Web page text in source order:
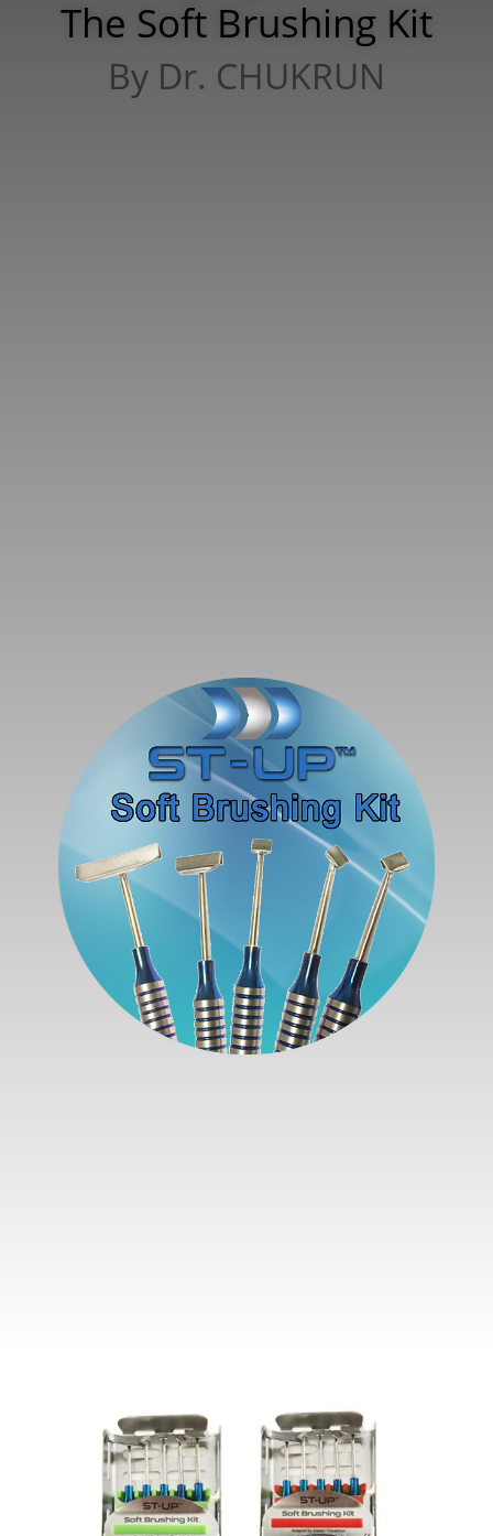
The Soft Brushing Kit
By Dr. CHUKRUN